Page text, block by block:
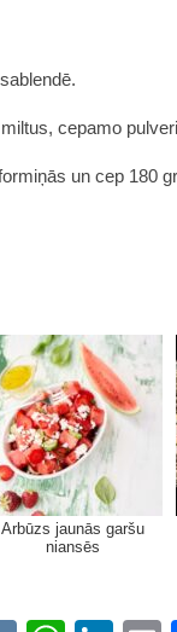
cepamo
un cep 180
Arbūzs jaunās garšu
niansēs